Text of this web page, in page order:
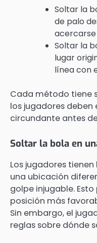
Soltar la
de palo
acercarse
Soltar la
lugar
línea con
Cada método tiene
los jugadores deben
circundante antes
Soltar la bola en
Los jugadores
una ubicación
golpe injugable.
posición más
Sin embargo, el
reglas sobre dónde